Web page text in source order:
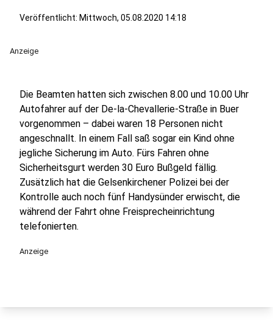
Veröffentlicht: Mittwoch, 05.08.2020 14:18
Anzeige
Die Beamten hatten sich zwischen 8.00 und 10.00 Uhr
Autofahrer auf der De-la-Chevallerie-Straße in Buer
vorgenommen – dabei waren 18 Personen nicht
angeschnallt. In einem Fall saß sogar ein Kind ohne
jegliche Sicherung im Auto. Fürs Fahren ohne
Sicherheitsgurt werden 30 Euro Bußgeld fällig.
Zusätzlich hat die Gelsenkirchener Polizei bei der
Kontrolle auch noch fünf Handysünder erwischt, die
während der Fahrt ohne Freisprecheinrichtung
telefonierten.
Anzeige